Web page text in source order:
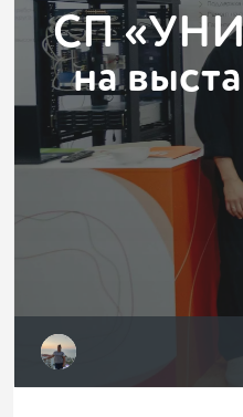
СП
на